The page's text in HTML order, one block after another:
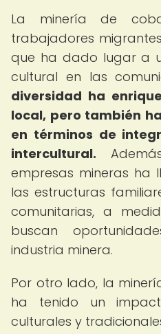
La minería de
trabajadores
que ha dado lugar a
cultural en las
diversidad ha
local, pero también
en términos de
intercultural.
empresas mineras ha
las estructuras
comunitarias, a
buscan
industria minera.
Por otro lado, la
ha tenido un
culturales y